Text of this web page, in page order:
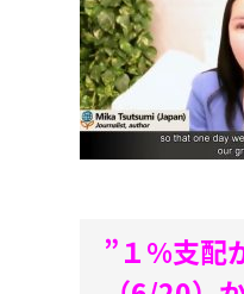
”１%支配